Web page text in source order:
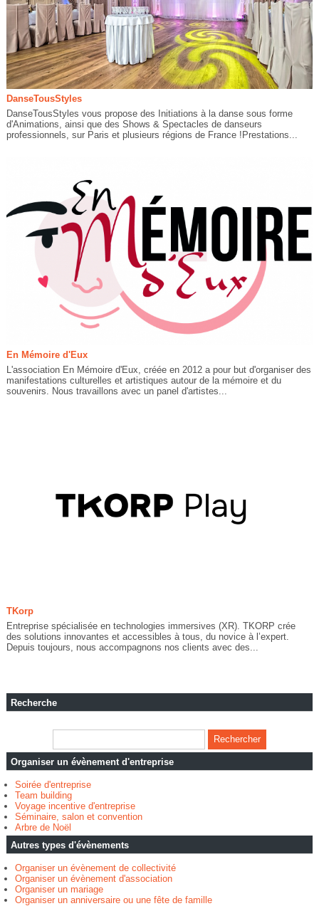
DanseTousStyles
DanseTousStyles vous propose des Initiations à la danse sous forme
d'Animations, ainsi que des Shows & Spectacles de danseurs
professionnels, sur Paris et plusieurs régions de France !Prestations...
En Mémoire d'Eux
L'association En Mémoire d'Eux, créée en 2012 a pour but d'organiser des
manifestations culturelles et artistiques autour de la mémoire et du
souvenirs. Nous travaillons avec un panel d'artistes...
TKorp
Entreprise spécialisée en technologies immersives (XR). TKORP crée
des solutions innovantes et accessibles à tous, du novice à l’expert.
Depuis toujours, nous accompagnons nos clients avec des...
Recherche
Organiser un évènement d'entreprise
Soirée d'entreprise
Team building
Voyage incentive d'entreprise
Séminaire, salon et convention
Arbre de Noël
Autres types d'évènements
Organiser un évènement de collectivité
Organiser un évènement d'association
Organiser un mariage
Organiser un anniversaire ou une fête de famille